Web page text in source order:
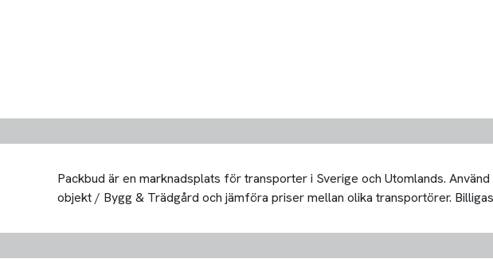
Packbud är en marknadsplats för transporter i Sverige och Utomlands.
objekt / Bygg & Trädgård och jämföra priser mellan olika transportörer.